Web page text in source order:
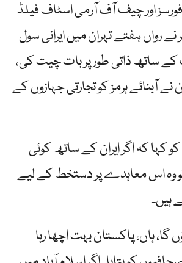
اور چیف آف آرمی اسٹاف فیلڈ
رواں ہفتے تہران میں ایرانی سول
ساتھ ذاتی طور پر بات چیت کی،
آبنائے ہرمز کو تجارتی جہازوں کے
کہا کہ اگر ایران کے ساتھ کوئی
وہ اس معاہدے پر دستخط کے لیے
ہیں۔
ہاں، پاکستان بہت اچھا رہا